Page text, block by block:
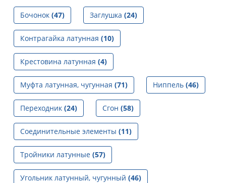
Бочонок (47) Заглушка (24)
Контрагайка латунная (10)
Крестовина латунная (4)
Муфта латунная, чугунная (71) Ниппель (46)
Переходник (24) Сгон (58)
Соединительные элементы (11)
Тройники латунные (57)
Угольник латунный, чугунный (46)